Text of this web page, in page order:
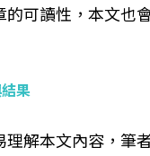
的可讀性，本文也
果
解本文內容，筆